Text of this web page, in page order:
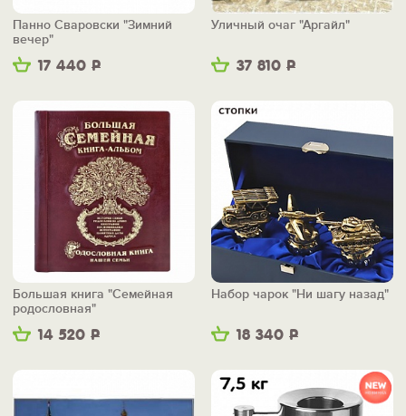
17 440 Р
Панно Сваровски "Зимний
вечер"
37 810 Р
Уличный очаг "Аргайл"
14 520 Р
Большая книга "Семейная
родословная"
18 340 Р
Набор чарок "Ни шагу назад"